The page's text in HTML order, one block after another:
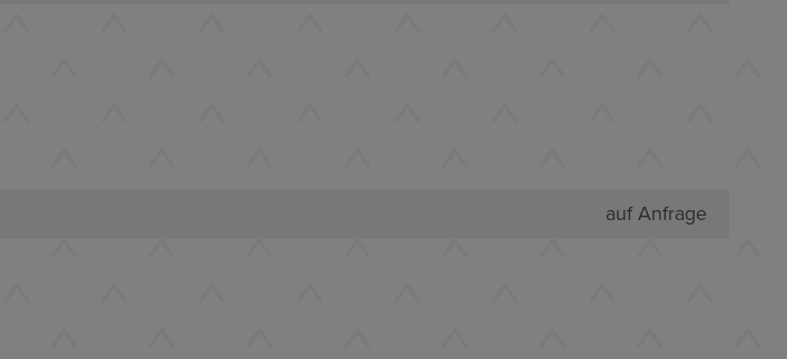
auf Anfrage